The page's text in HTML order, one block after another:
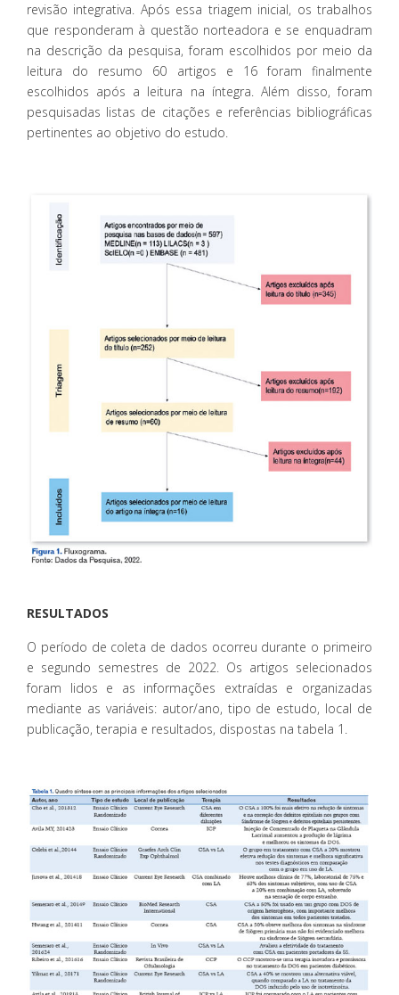
revisão integrativa. Após essa triagem inicial, os trabalhos
que responderam à questão norteadora e se enquadram
na descrição da pesquisa, foram escolhidos por meio da
leitura do resumo 60 artigos e 16 foram finalmente
escolhidos após a leitura na íntegra. Além disso, foram
pesquisadas listas de citações e referências bibliográficas
pertinentes ao objetivo do estudo.
RESULTADOS
O período de coleta de dados ocorreu durante o primeiro
e segundo semestres de 2022. Os artigos selecionados
foram lidos e as informações extraídas e organizadas
mediante as variáveis: autor/ano, tipo de estudo, local de
publicação, terapia e resultados, dispostas na tabela 1.